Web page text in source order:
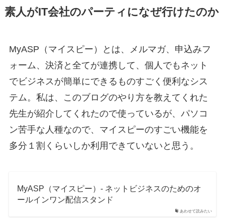
素人がIT会社のパーティになぜ行けたのか
MyASP（マイスピー）とは、メルマガ、申込みフ
ォーム、決済と全てが連携して、個人でもネット
でビジネスが簡単にできるものすごく便利なシス
テム。私は、このブログのやり方を教えてくれた
先生が紹介してくれたので使っているが、パソコ
ン苦手な人種なので、マイスピーのすごい機能を
多分１割くらいしか利用できていないと思う。
あわせて読みたい
MyASP（マイスピー）- ネットビジネスのためのオ
ールインワン配信スタンド